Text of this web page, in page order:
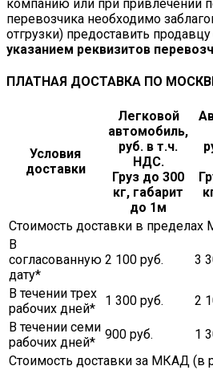
компанию или при привлечении
перевозчика необходимо
отгрузки) предоставить продавцу
указанием реквизитов
ПЛАТНАЯ ДОСТАВКА ПО
Условия
доставки
Легковой
автомобиль,
руб. в т.ч.
НДС.
Груз до 300
кг, габарит
до 1м
Стоимость доставки в
В
согласованную
дату*
2 100 руб. 3
В течении трех
рабочих дней*
1 300 руб. 2
В течении семи
рабочих дней*
900 руб. 1
Стоимость доставки за МКАД (в